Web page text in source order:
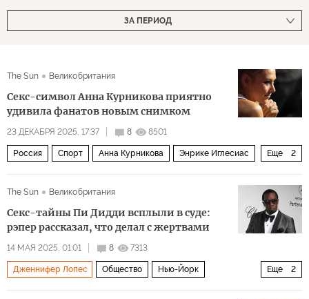
ЗА ПЕРИОД
The Sun Великобритания
Секс-символ Анна Курникова приятно
удивила фанатов новым снимком
23 ДЕКАБРЯ 2025, 17:37 8 8501
Еще 2
Россия Спорт Анна Курникова Энрике Иглесиас
The Sun
Великобритания
Секс-тайны Пи Дидди всплыли в суде:
рэпер рассказал, что делал с жертвами
14 МАЯ 2025, 01:01 8 7313
Еще 2
Дженнифер Лопес Общество Нью-Йорк